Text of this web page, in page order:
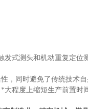
式测头和机动重复定
，同时避免了传统技术
程度上缩短生产前置